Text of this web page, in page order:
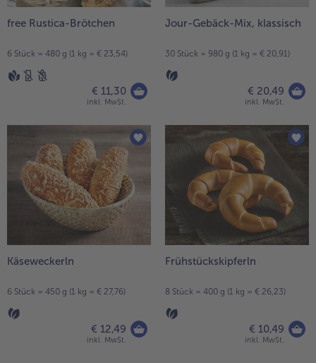
free Rustica-Brötchen
6 Stück = 480 g (1 kg = € 23,54)
€ 11,30
inkl. MwSt.
Jour-Gebäck-Mix, klassisch
30 Stück = 980 g (1 kg = € 20,91)
€ 20,49
inkl. MwSt.
Käseweckerln
6 Stück = 450 g (1 kg = € 27,76)
€ 12,49
inkl. MwSt.
Frühstückskipferln
8 Stück = 400 g (1 kg = € 26,23)
€ 10,49
inkl. MwSt.